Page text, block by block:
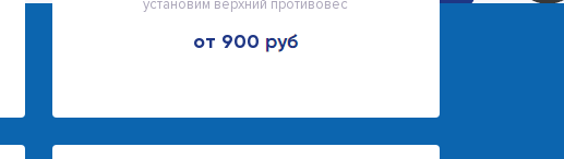
установим верхний противовес
от 900